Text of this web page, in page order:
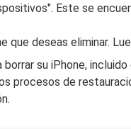
Este se
que deseas eliminar.
borrar su iPhone,
procesos de